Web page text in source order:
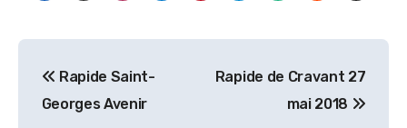
de
Rapide Saint-
Georges Avenir
Rapide de Cravant 27
mai 2018